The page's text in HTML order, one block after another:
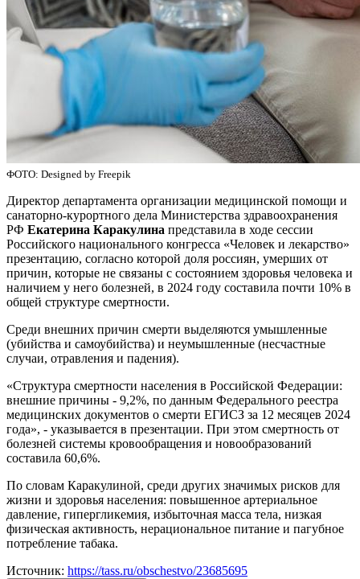
ФОТО: Designed by Freepik
Директор департамента организации медицинской помощи и
санаторно-курортного дела Министерства здравоохранения
РФ Екатерина Каракулина представила в ходе сессии
Российского национального конгресса «Человек и лекарство»
презентацию, согласно которой доля россиян, умерших от
причин, которые не связаны с состоянием здоровья человека и
наличием у него болезней, в 2024 году составила почти 10% в
общей структуре смертности.
Среди внешних причин смерти выделяются умышленные
(убийства и самоубийства) и неумышленные (несчастные
случаи, отравления и падения).
«Структура смертности населения в Российской Федерации:
внешние причины - 9,2%, по данным Федерального реестра
медицинских документов о смерти ЕГИСЗ за 12 месяцев 2024
года», - указывается в презентации. При этом смертность от
болезней системы кровообращения и новообразований
составила 60,6%.
По словам Каракулиной, среди других значимых рисков для
жизни и здоровья населения: повышенное артериальное
давление, гипергликемия, избыточная масса тела, низкая
физическая активность, нерациональное питание и пагубное
потребление табака.
Источник: https://tass.ru/obschestvo/23685695